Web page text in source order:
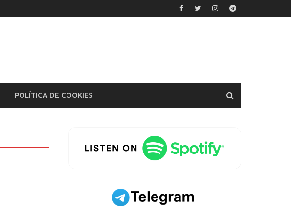
POLÍTICA DE COOKIES